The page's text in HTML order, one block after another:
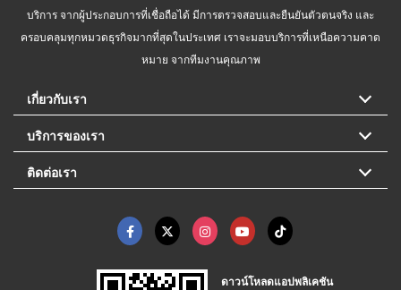
บริการ จากผู้ประกอบการที่เชื่อถือได้ มีการตรวจสอบและยืนยันตัวตนจริง และ
ครอบคลุมทุกหมวดธุรกิจมากที่สุดในประเทศ เราจะมอบบริการที่เหนือความคาด
หมาย จากทีมงานคุณภาพ
เกี่ยวกับเรา
บริการของเรา
ติดต่อเรา
ดาวน์โหลดแอปพลิเคชัน